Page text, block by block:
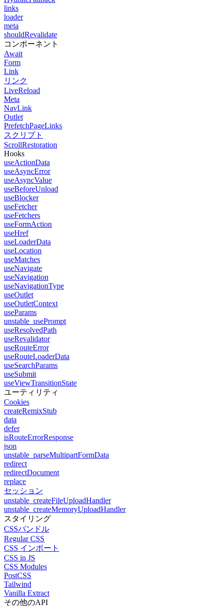
links
loader
meta
shouldRevalidate
コンポーネント
Await
Form
Link
リンク
LiveReload
Meta
NavLink
Outlet
PrefetchPageLinks
スクリプト
ScrollRestoration
Hooks
useActionData
useAsyncError
useAsyncValue
useBeforeUnload
useBlocker
useFetcher
useFetchers
useFormAction
useHref
useLoaderData
useLocation
useMatches
useNavigate
useNavigation
useNavigationType
useOutlet
useOutletContext
useParams
unstable_usePrompt
useResolvedPath
useRevalidator
useRouteError
useRouteLoaderData
useSearchParams
useSubmit
useViewTransitionState
ユーティリティ
Cookies
createRemixStub
data
defer
isRouteErrorResponse
json
unstable_parseMultipartFormData
redirect
redirectDocument
replace
セッション
unstable_createFileUploadHandler
unstable_createMemoryUploadHandler
スタイリング
CSSバンドル
Regular CSS
CSS インポート
CSS in JS
CSS Modules
PostCSS
Tailwind
Vanilla Extract
その他のAPI